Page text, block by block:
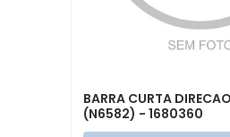
BARRA CURTA
(N6582) - 1680360